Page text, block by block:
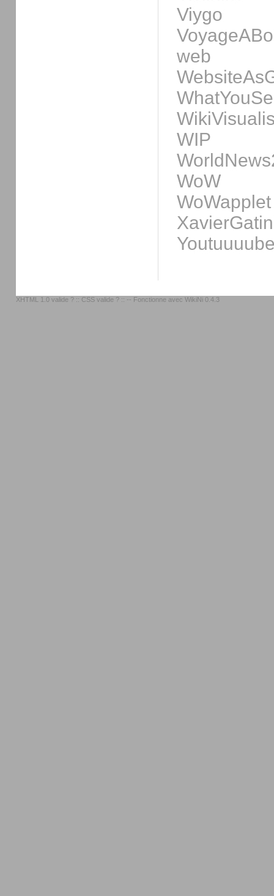
Viygo
web
WIP
WoW
WoWapplet
XHTML 1.0 valide ? :: CSS valide ? :: -- Fonctionne avec WikiNi 0.4.3